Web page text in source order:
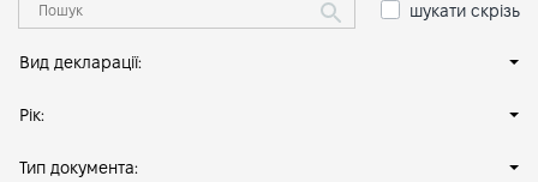
шукати скрізь
Вид декларації:
Рік:
Тип документа: